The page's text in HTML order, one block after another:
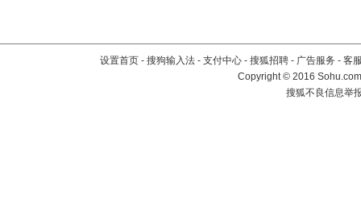
设置首页 - 搜狗输入法 - 支付中心 - 搜狐招聘 - 广告服务 - 客
Copyright©2016
搜狐不良信息举